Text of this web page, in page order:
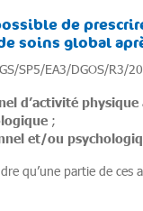
de
soins global
SP5/EA3/DGOS/
d’activité physique
;
et/ou
qu’une partie de